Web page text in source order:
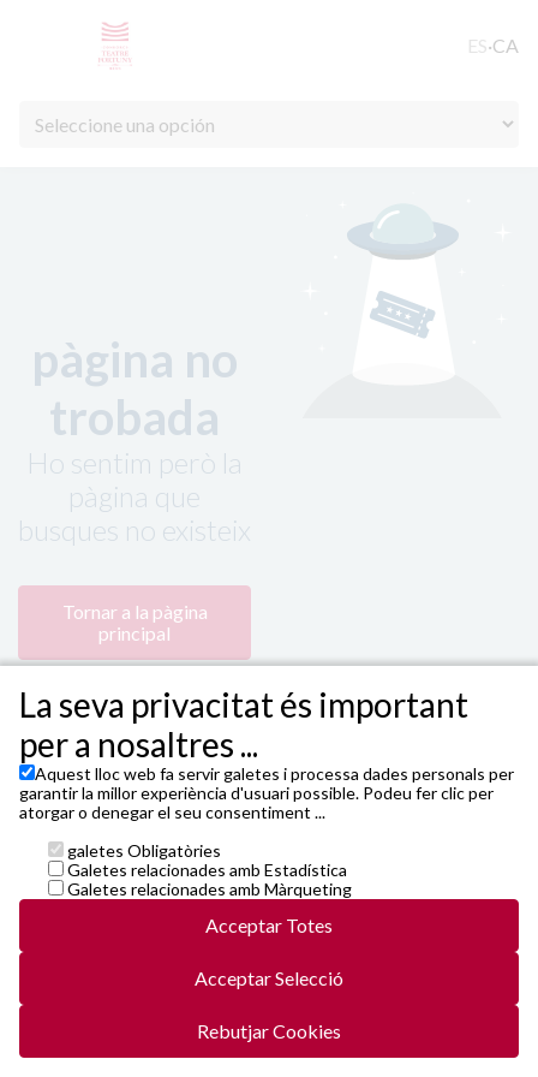
ES·CA
pàgina no
trobada
Ho sentim però la
pàgina que
busques no existeix
Tornar a la pàgina
principal
Powered by 4Tickets,
Prim, 4 - 43201 Reus
Janto Ticketing Software. All rights reserved,2026
Condicions generals i cookies
5web5/vals/v5-r6-20250522-release20b.js
La seva privacitat és important
per a nosaltres ...
Aquest lloc web fa servir galetes i processa dades personals per
garantir la millor experiència d'usuari possible. Podeu fer clic per
atorgar o denegar el seu consentiment ...
galetes Obligatòries
Galetes relacionades amb Estadística
Galetes relacionades amb Màrqueting
Acceptar Totes
Acceptar Selecció
Rebutjar Cookies